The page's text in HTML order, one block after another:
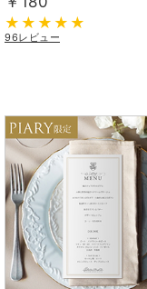
96レビュー